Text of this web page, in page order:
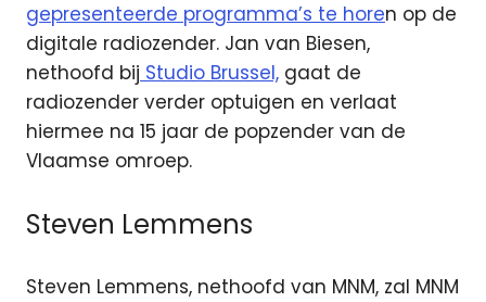
gepresenteerde programma’s te horen op de
digitale radiozender. Jan van Biesen,
nethoofd bij Studio Brussel, gaat de
radiozender verder optuigen en verlaat
hiermee na 15 jaar de popzender van de
Vlaamse omroep.
Steven Lemmens
Steven Lemmens, nethoofd van MNM, zal MNM